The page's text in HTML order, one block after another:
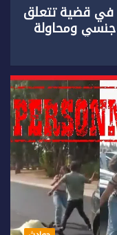
قضية تتعلق
جنسي ومحاولة